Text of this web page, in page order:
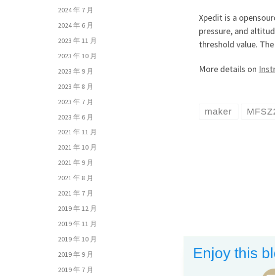
Xpedit is a
pressure, and
threshold value.
More details on
maker
2024 年 7 月
2024 年 6 月
2023 年 11 月
2023 年 10 月
2023 年 9 月
2023 年 8 月
2023 年 7 月
2023 年 6 月
2021 年 11 月
2021 年 10 月
2021 年 9 月
2021 年 8 月
2021 年 7 月
2019 年 12 月
2019 年 11 月
2019 年 10 月
2019 年 9 月
2019 年 7 月
Enjoy this